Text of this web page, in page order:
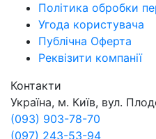
Політика обробки
Угода користувача
Публічна Оферта
Реквізити компанії
Контакти
Україна, м. Київ, вул.
(093) 903-78-70
(097) 243-53-94